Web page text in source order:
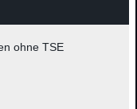
ohne TSE